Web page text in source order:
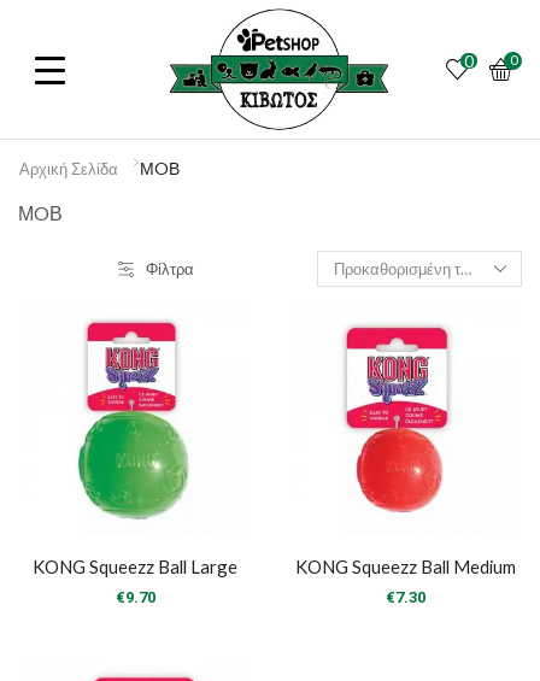
0 0
Αρχική Σελίδα ΜOΒ
ΜOΒ
Φίλτρα
KONG Squeezz Ball Large
€9.70
KONG Squeezz Ball Medium
€7.30